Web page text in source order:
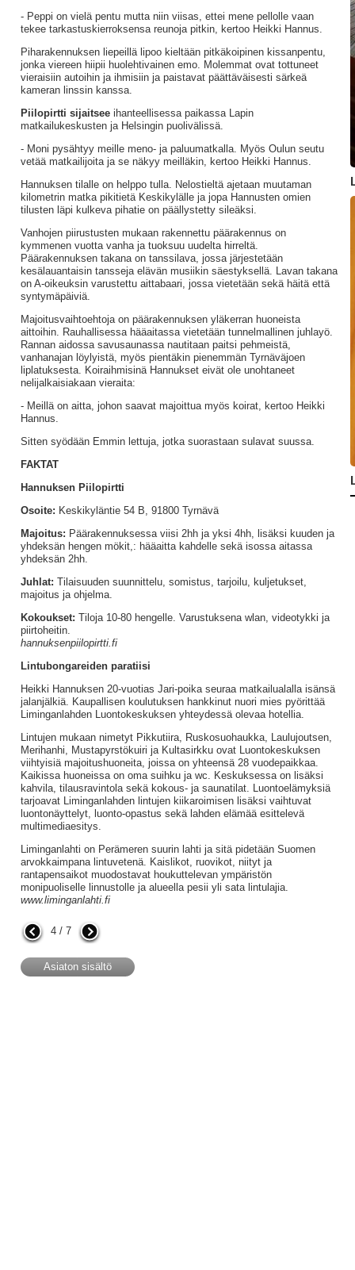
- Peppi on vielä pentu mutta niin viisas, ettei mene pellolle vaan
tekee tarkastuskierroksensa reunoja pitkin, kertoo Heikki Hannus.
Piharakennuksen liepeillä lipoo kieltään pitkäkoipinen kissanpentu,
jonka viereen hiipii huolehtivainen emo. Molemmat ovat tottuneet
vieraisiin autoihin ja ihmisiin ja paistavat päättäväisesti särkeä
kameran linssin kanssa.
Piilopirtti sijaitseeihanteellisessa paikassa Lapin
matkailukeskusten ja Helsingin puolivälissä.
- Moni pysähtyy meille meno- ja paluumatkalla. Myös Oulun seutu
vetää matkailijoita ja se näkyy meilläkin, kertoo Heikki Hannus.
Hannuksen tilalle on helppo tulla. Nelostieltä ajetaan muutaman
kilometrin matka pikitietä Keskikylälle ja jopa Hannusten omien
tilusten läpi kulkeva pihatie on päällystetty sileäksi.
Vanhojen piirustusten mukaan rakennettu päärakennus on
kymmenen vuotta vanha ja tuoksuu uudelta hirreltä.
Päärakennuksen takana on tanssilava, jossa järjestetään
kesälauantaisin tansseja elävän musiikin säestyksellä. Lavan takana
on A-oikeuksin varustettu aittabaari, jossa vietetään sekä häitä että
syntymäpäiviä.
Majoitusvaihtoehtoja on päärakennuksen yläkerran huoneista
aittoihin. Rauhallisessa hääaitassa vietetään tunnelmallinen juhlayö.
Rannan aidossa savusaunassa nautitaan paitsi pehmeistä,
vanhanajan löylyistä, myös pientäkin pienemmän Tyrnäväjoen
liplatuksesta. Koiraihmisinä Hannukset eivät ole unohtaneet
nelijalkaisiakaan vieraita:
- Meillä on aitta, johon saavat majoittua myös koirat, kertoo Heikki
Hannus.
Sitten syödään Emmin lettuja, jotka suorastaan sulavat suussa.
FAKTAT
Hannuksen Piilopirtti
Osoite: Keskikyläntie 54 B, 91800 Tyrnävä
Majoitus: Päärakennuksessa viisi 2hh ja yksi 4hh, lisäksi kuuden ja
yhdeksän hengen mökit,: hääaitta kahdelle sekä isossa aitassa
yhdeksän 2hh.
Juhlat: Tilaisuuden suunnittelu, somistus, tarjoilu, kuljetukset,
majoitus ja ohjelma.
Kokoukset: Tiloja 10-80 hengelle. Varustuksena wlan, videotykki ja
piirtoheitin.
hannuksenpiilopirtti.fi
Lintubongareiden paratiisi
Heikki Hannuksen 20-vuotias Jari-poika seuraa matkailualalla isänsä
jalanjälkiä. Kaupallisen koulutuksen hankkinut nuori mies pyörittää
Liminganlahden Luontokeskuksen yhteydessä olevaa hotellia.
Lintujen mukaan nimetyt Pikkutiira, Ruskosuohaukka, Laulujoutsen,
Merihanhi, Mustapyrstökuiri ja Kultasirkku ovat Luontokeskuksen
viihtyisiä majoitushuoneita, joissa on yhteensä 28 vuodepaikkaa.
Kaikissa huoneissa on oma suihku ja wc. Keskuksessa on lisäksi
kahvila, tilausravintola sekä kokous- ja saunatilat. Luontoelämyksiä
tarjoavat Liminganlahden lintujen kiikaroimisen lisäksi vaihtuvat
luontonäyttelyt, luonto-opastus sekä lahden elämää esittelevä
multimediaesitys.
Liminganlahti on Perämeren suurin lahti ja sitä pidetään Suomen
arvokkaimpana lintuvetenä. Kaislikot, ruovikot, niityt ja
rantapensaikot muodostavat houkuttelevan ympäristön
monipuoliselle linnustolle ja alueella pesii yli sata lintulajia.
www.liminganlahti.fi
4 / 7
Asiaton sisältö